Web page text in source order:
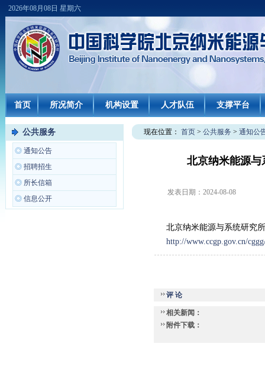
2026年08月08日 星期六
首页 所况简介 机构设置 人才队伍 支撑平台
公共服务
◎ 通知公告
◎ 招聘招生
◎ 所长信箱
◎ 信息公开
现在位置： 首页> 公共服务 > 通知公
北京纳米能源
发表日期： 2024-08-08
北京纳米能源与系统研究所
http://www.ccgp.gov.cn/
评 论
相关新闻：
附件下载：